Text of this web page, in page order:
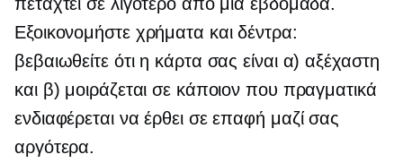
Εξοικονομήστε χρήματα και δέντρα:
βεβαιωθείτε ότι η κάρτα σας είναι α) αξέχαστη
και β) μοιράζεται σε κάποιον που πραγματικά
ενδιαφέρεται να έρθει σε επαφή μαζί σας
αργότερα.